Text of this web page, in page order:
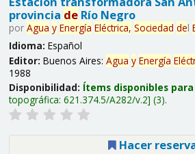
provincia deRío Negro
por Agua y Energía Eléctrica, Sociedad del
Idioma: Español
Editor: Buenos Aires: Agua y Energía
1988
Disponibilidad: Ítems disponibles
topográfica: 621.374.5/A282/v.2 (3).
Hacer